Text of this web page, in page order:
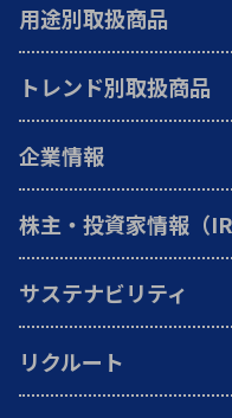
用途別取扱商品
トレンド別取扱商品
企業情報
株主・投資家情報（IR
サステナビリティ
リクルート